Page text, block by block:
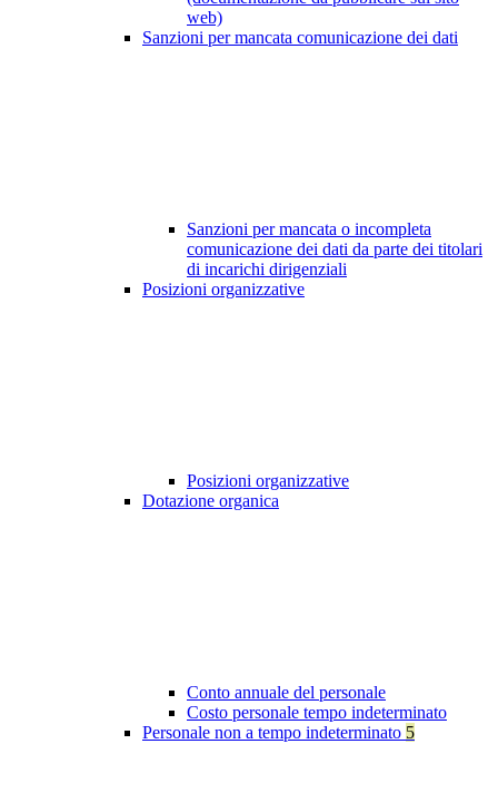
web)
Sanzioni per mancata comunicazione dei dati
Sanzioni per mancata o incompleta
comunicazione dei dati da parte dei titolari
di incarichi dirigenziali
Posizioni organizzative
Posizioni organizzative
Dotazione organica
Conto annuale del personale
Costo personale tempo indeterminato
Personale non a tempo indeterminato 5